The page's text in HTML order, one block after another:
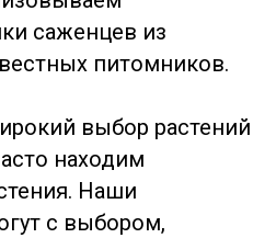
саженцев из
питомников.
выбор растений
находим
Наши
с выбором,